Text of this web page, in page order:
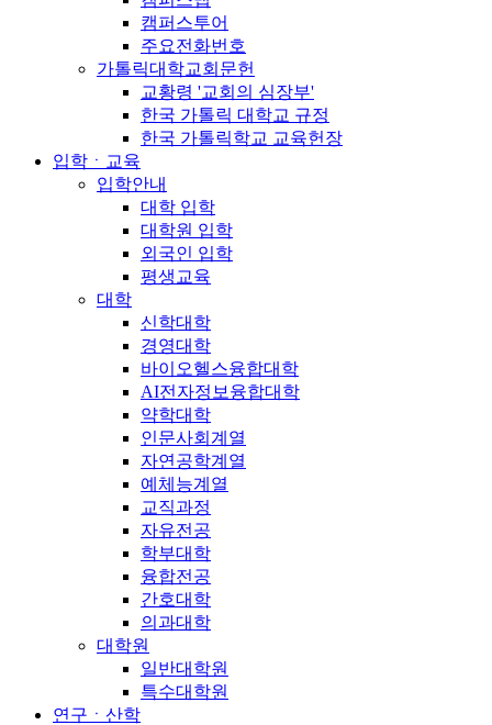
캠퍼스투어
주요전화번호
가톨릭대학교회문헌
교황령 '교회의 심장부'
한국 가톨릭 대학교 규정
한국 가톨릭학교 교육헌장
입학ㆍ교육
입학안내
대학 입학
대학원 입학
외국인 입학
평생교육
대학
신학대학
경영대학
바이오헬스융합대학
AI전자정보융합대학
약학대학
인문사회계열
자연공학계열
예체능계열
교직과정
자유전공
학부대학
융합전공
간호대학
의과대학
대학원
일반대학원
특수대학원
연구ㆍ산학